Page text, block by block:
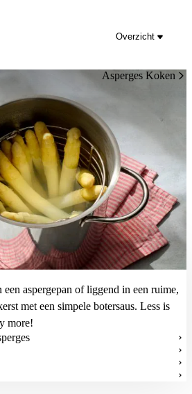
Overzicht
Asperges Koken
een aspergepan of liggend in een ruime,
met een simpele botersaus. Less is
more!